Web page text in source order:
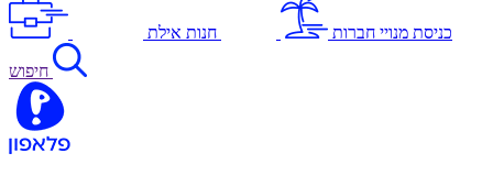
כניסת מנויי חברות חנות אילת
חיפוש